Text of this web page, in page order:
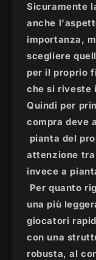
Sicuramente
anche
importanza,
scegliere
per il proprio
che si riveste
Quindi per
compra deve
pianta del
attenzione
invece a
Per quanto
una più
giocatori
con una
robusta, al